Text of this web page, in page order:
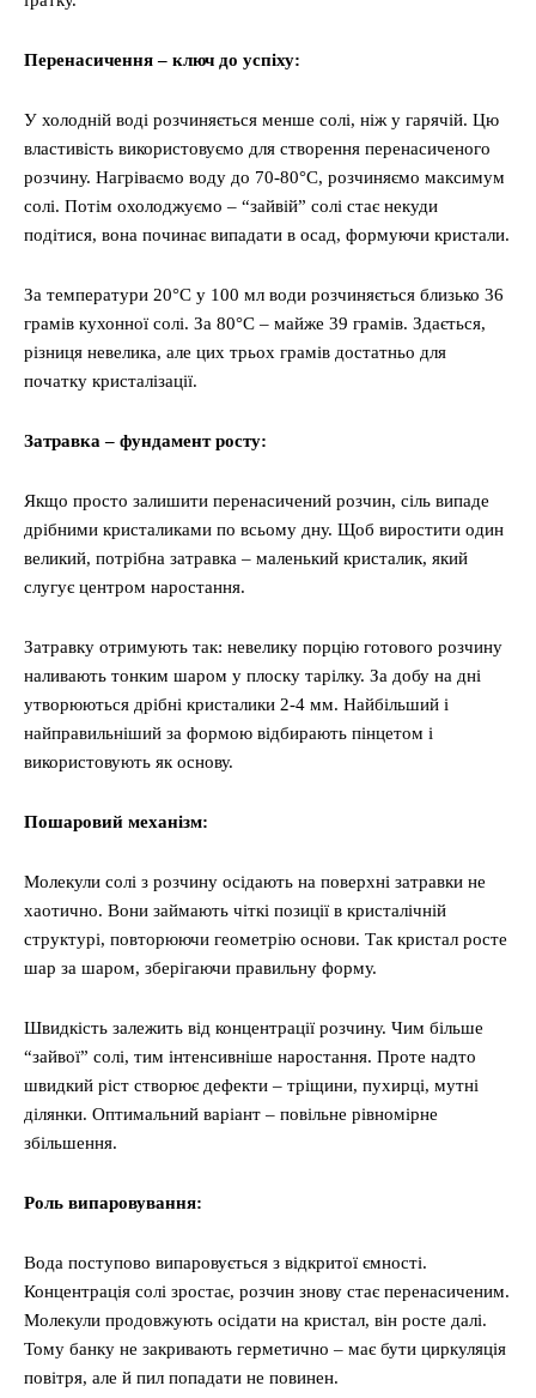
Перенасичення – ключ до успіху:
У холодній воді розчиняється менше солі, ніж у гарячій. Цю
властивість використовуємо для створення перенасиченого
розчину. Нагріваємо воду до 70-80°C, розчиняємо максимум
солі. Потім охолоджуємо – “зайвій” солі стає некуди
подітися, вона починає випадати в осад, формуючи кристали.
За температури 20°C у 100 мл води розчиняється близько 36
грамів кухонної солі. За 80°C – майже 39 грамів. Здається,
різниця невелика, але цих трьох грамів достатньо для
початку кристалізації.
Затравка – фундамент росту:
Якщо просто залишити перенасичений розчин, сіль випаде
дрібними кристаликами по всьому дну. Щоб виростити один
великий, потрібна затравка – маленький кристалик, який
слугує центром наростання.
Затравку отримують так: невелику порцію готового розчину
наливають тонким шаром у плоску тарілку. За добу на дні
утворюються дрібні кристалики 2-4 мм. Найбільший і
найправильніший за формою відбирають пінцетом і
використовують як основу.
Пошаровий механізм:
Молекули солі з розчину осідають на поверхні затравки не
хаотично. Вони займають чіткі позиції в кристалічній
структурі, повторюючи геометрію основи. Так кристал росте
шар за шаром, зберігаючи правильну форму.
Швидкість залежить від концентрації розчину. Чим більше
“зайвої” солі, тим інтенсивніше наростання. Проте надто
швидкий ріст створює дефекти – тріщини, пухирці, мутні
ділянки. Оптимальний варіант – повільне рівномірне
збільшення.
Роль випаровування:
Вода поступово випаровується з відкритої ємності.
Концентрація солі зростає, розчин знову стає перенасиченим.
Молекули продовжують осідати на кристал, він росте далі.
Тому банку не закривають герметично – має бути циркуляція
повітря, але й пил попадати не повинен.